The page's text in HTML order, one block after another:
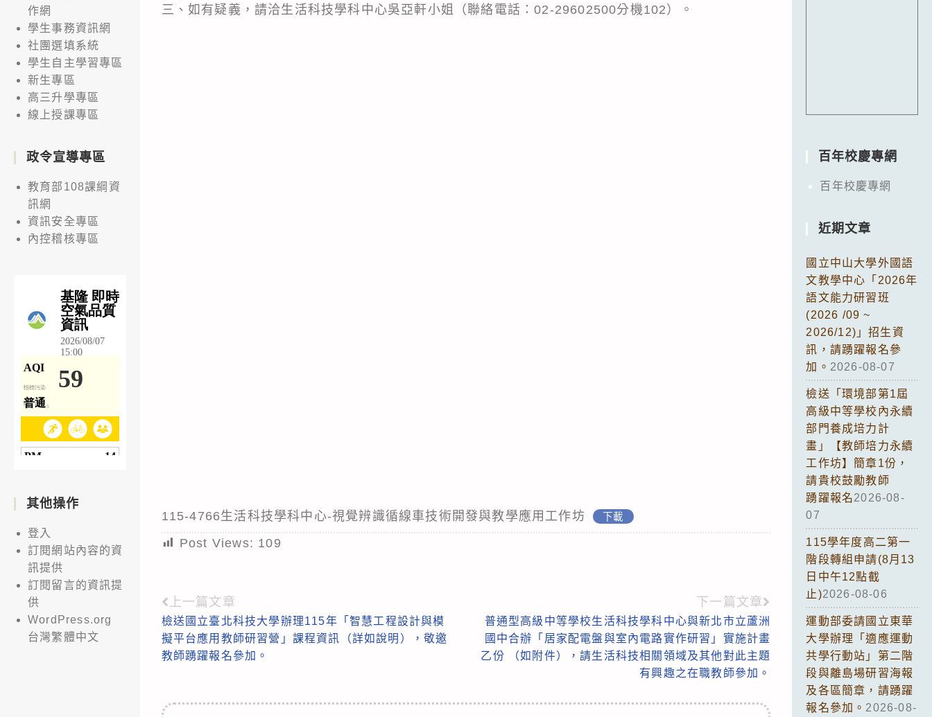
三、如有疑義，請洽生活科技學科中心吳亞軒小姐（聯絡電話：02-29602500分機102）。
115-4766生活科技學科中心-視覺辨識循線車技術開發與教學應用工作坊 下載
Post Views: 109
Read
more
articles
上一篇文章
檢送國立臺北科技大學辦理115年「智慧工程設計與模
擬平台應用教師研習營」課程資訊（詳如說明），敬邀
教師踴躍報名參加。
下一篇文章
普通型高級中等學校生活科技學科中心與新北市立蘆洲
國中合辦「居家配電盤與室內電路實作研習」實施計畫
乙份 （如附件），請生活科技相關領域及其他對此主題
有興趣之在職教師參加。
作網
學生事務資訊網
社團選填系統
學生自主學習專區
新生專區
高三升學專區
線上授課專區
政令宣導專區
教育部108課綱資
訊網
資訊安全專區
內控稽核專區
其他操作
登入
訂閱網站內容的資
訊提供
訂閱留言的資訊提
供
WordPress.org
台灣繁體中文
百年校慶專網
百年校慶專網
近期文章
國立中山大學外國語
文教學中心「2026年
語文能力研習班
(2026 /09 ~
2026/12)」招生資
訊，請踴躍報名參
加。 2026-08-07
檢送「環境部第1屆
高級中等學校內永續
部門養成培力計
畫」【教師培力永續
工作坊】簡章1份，
請貴校鼓勵教師
踴躍報名2026-08-
07
115學年度高二第一
階段轉組申請(8月13
日中午12點截
止)2026-08-06
運動部委請國立東華
大學辦理「適應運動
共學行動站」第二階
段與離島場研習海報
及各區簡章，請踴躍
報名參加。 2026-08-